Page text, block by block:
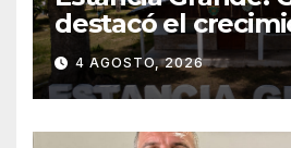
destacó el
municipio,
obras y defendió
frente a las
4 AGOSTO, 2026